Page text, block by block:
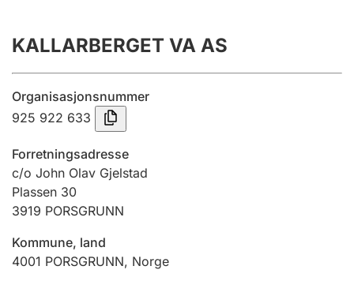
Innsending og forsinkelsesgebyr
Jeger
Betaling og jegeravgiftskort
Ektepaktveileder
KALLARBERGET VA AS
Organisasjonsnummer
925 922 633
Forretningsadresse
c/o John Olav Gjelstad
Plassen 30
3919 PORSGRUNN
Kommune, land
4001 PORSGRUNN, Norge